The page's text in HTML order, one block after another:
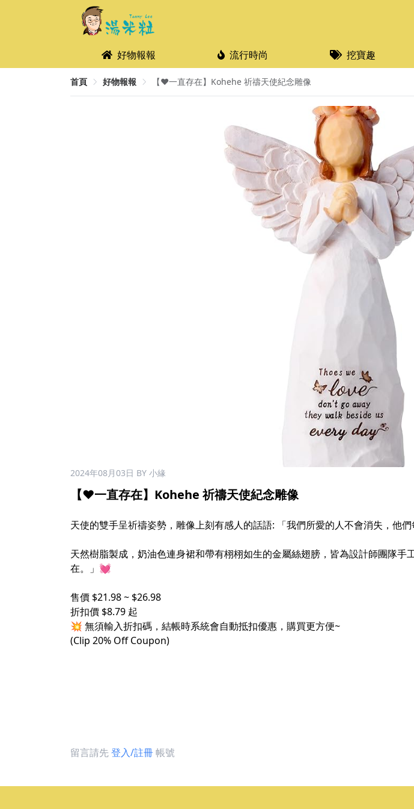
好物報報 流行時尚 挖寶趣
首頁 好物報報 【❤️一直存在】Kohehe 祈禱天使紀念雕像
2024年08月03日 BY 小緣
【❤️一直存在】Kohehe 祈禱天使紀念雕像
天使的雙手呈祈禱姿勢，雕像上刻有感人的話語: 「我們所愛的人不會消失，他
天然樹脂製成，奶油色連身裙和帶有栩栩如生的金屬絲翅膀，皆為設計師團隊
在。」💓
售價 $21.98 ~ $26.98
折扣價 $8.79 起
💥 無須輸入折扣碼，結帳時系統會自動抵扣優惠，購買更方便~
(Clip 20% Off Coupon)
留言請先登入/註冊帳號